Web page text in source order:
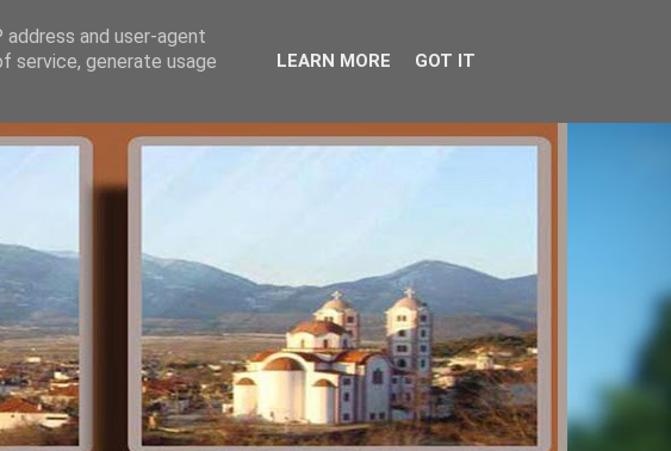
and user-agent
service, generate usage
LEARN MORE GOT IT